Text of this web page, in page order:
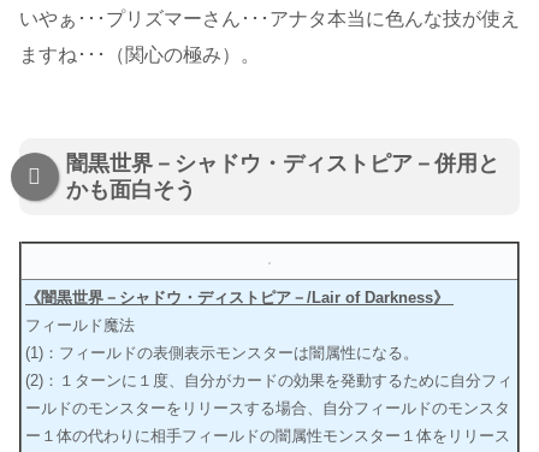
いやぁ･･･プリズマーさん･･･アナタ本当に色んな技が使え
ますね･･･（関心の極み）。
闇黒世界－シャドウ・ディストピア－併用と
かも面白そう
《闇黒世界－シャドウ・ディストピア－/Lair of Darkness》
フィールド魔法
(1)：フィールドの表側表示モンスターは闇属性になる。
(2)：１ターンに１度、自分がカードの効果を発動するために自分フィ
ールドのモンスターをリリースする場合、自分フィールドのモンスタ
ー１体の代わりに相手フィールドの闇属性モンスター１体をリリース